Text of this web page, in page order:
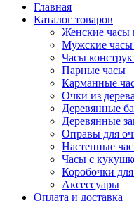
Главная
Каталог товаров
Женские часы
Мужские часы
Часы
Парные часы
Карманные
Очки из
Деревянные
Деревянные
Оправы для
Настенные
Часы с
Коробочки
Аксессуары
Оплата и доставка